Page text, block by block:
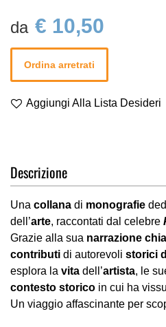
€ 10,50
Ordina arretrati
Aggiungi Alla Lista Desideri
Descrizione
Una collana di monografie
dell’arte, raccontati dal celebre
Grazie alla sua narrazione
contributi di autorevoli storici
esplora la vita dell’artista, le
contesto storico in cui ha
Un viaggio affascinante per